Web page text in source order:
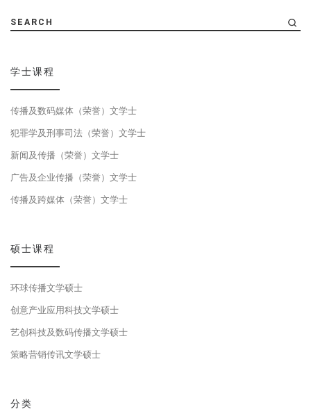
SEARCH
学士课程
传播及数码媒体（荣誉）文学士
犯罪学及刑事司法（荣誉）文学士
新闻及传播（荣誉）文学士
广告及企业传播（荣誉）文学士
传播及跨媒体（荣誉）文学士
硕士课程
环球传播文学硕士
创意产业应用科技文学硕士
艺创科技及数码传播文学硕士
策略营销传讯文学硕士
分类